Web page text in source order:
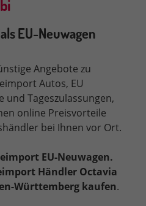
EU-Neuwagen
Angebote zu
Autos, EU
und Tageszulassungen,
online Preisvorteile
bei Ihnen vor Ort.
EU-Neuwagen.
Händler Octavia
Württemberg kaufen.